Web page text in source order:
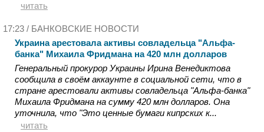
читать
17:23 / БАНКОВСКИЕ НОВОСТИ
Украина арестовала активы совладельца "Альфа-
банка" Михаила Фридмана на 420 млн долларов
Генеральный прокурор Украины Ирина Венедиктова
сообщила в своём аккаунте в социальной сети, что в
стране арестовали активы совладельца "Альфа-банка"
Михаила Фридмана на сумму 420 млн долларов. Она
уточнила, что "Это ценные бумаги кипрских к...
читать